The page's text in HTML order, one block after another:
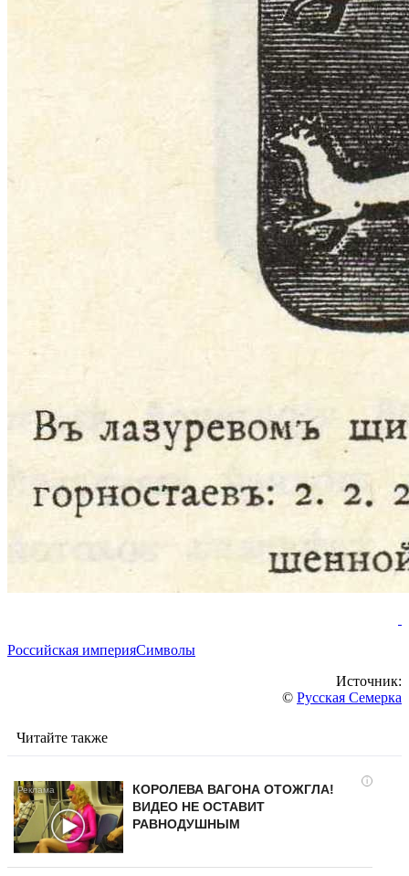
Российская империяСимволы
Источник:
© Русская Семерка
Читайте также
i
КОРОЛЕВА ВАГОНА ОТОЖГЛА!
ВИДЕО НЕ ОСТАВИТ
РАВНОДУШНЫМ